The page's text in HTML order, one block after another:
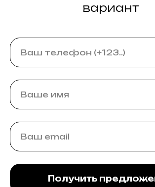
вариант
Получить